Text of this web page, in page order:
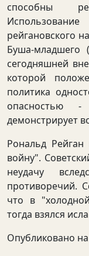
способны
рейгановского
Буша-младшего
сегодняшней
которой
политика
опасностью
демонстрирует
Рональд
войну".
неудачу
противоречий.
что в
тогда взялся
Опубликовано